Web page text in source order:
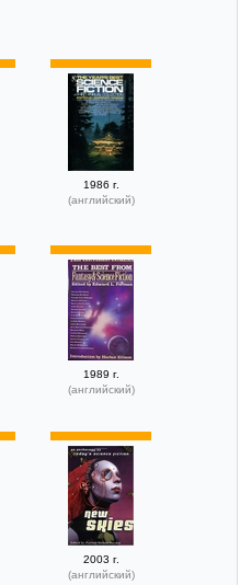
1986 г.
(английский)
1989 г.
(английский)
2003 г.
(английский)